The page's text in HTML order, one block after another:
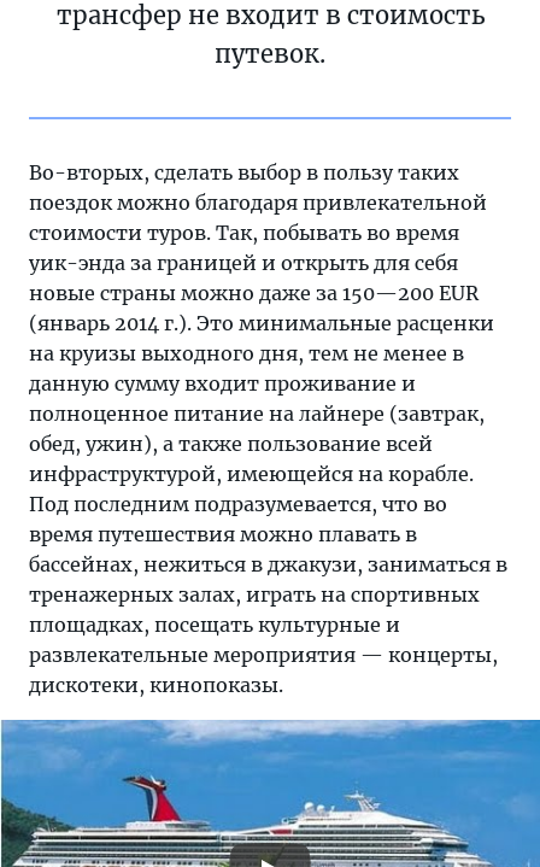
трансфер не входит в стоимость
путевок.
Во-вторых, сделать выбор в пользу таких
поездок можно благодаря привлекательной
стоимости туров. Так, побывать во время
уик-энда за границей и открыть для себя
новые страны можно даже за 150—200 EUR
(январь 2014 г.). Это минимальные расценки
на круизы выходного дня, тем не менее в
данную сумму входит проживание и
полноценное питание на лайнере (завтрак,
обед, ужин), а также пользование всей
инфраструктурой, имеющейся на корабле.
Под последним подразумевается, что во
время путешествия можно плавать в
бассейнах, нежиться в джакузи, заниматься в
тренажерных залах, играть на спортивных
площадках, посещать культурные и
развлекательные мероприятия — концерты,
дискотеки, кинопоказы.